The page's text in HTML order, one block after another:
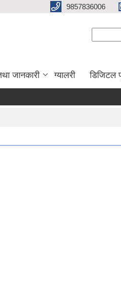
9857836006
जानकारी ग्यालरी डिजिटल